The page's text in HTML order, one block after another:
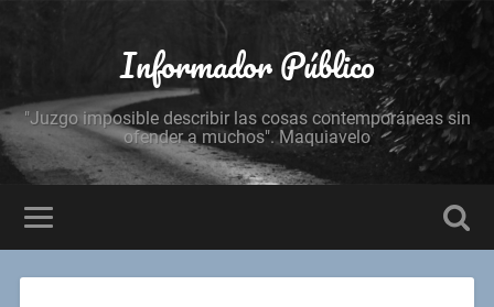
Informador Público
"Juzgo imposible describir las cosas contemporáneas sin
ofender a muchos". Maquiavelo